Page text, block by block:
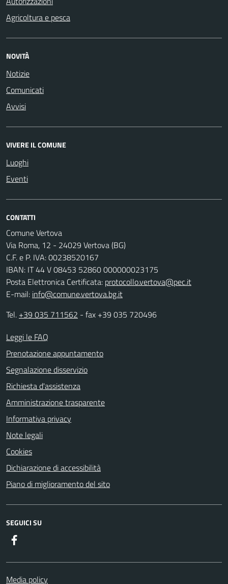
Agricoltura e pesca
NOVITÀ
Notizie
Comunicati
Avvisi
VIVERE IL COMUNE
Luoghi
Eventi
CONTATTI
Comune Vertova
Via Roma, 12 - 24029 Vertova (BG)
C.F. e P. IVA: 00238520167
IBAN: IT 44 V 08453 52860 000000023175
Posta Elettronica Certificata: protocollo.vertova@pec.it
E-mail: info@comune.vertova.bg.it
Tel. +39 035 711562 - fax +39 035 720496
Leggi le FAQ
Prenotazione appuntamento
Segnalazione disservizio
Richiesta d'assistenza
Amministrazione trasparente
Informativa privacy
Note legali
Cookies
Dichiarazione di accessibilità
Piano di miglioramento del sito
SEGUICI SU
Media policy